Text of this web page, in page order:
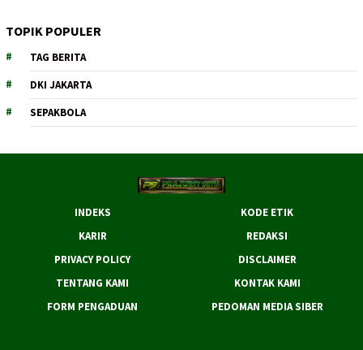
TOPIK POPULER
TAG BERITA
DKI JAKARTA
SEPAKBOLA
INDEKS
KODE ETIK
KARIR
REDAKSI
PRIVACY POLICY
DISCLAIMER
TENTANG KAMI
KONTAK KAMI
FORM PENGADUAN
PEDOMAN MEDIA SIBER